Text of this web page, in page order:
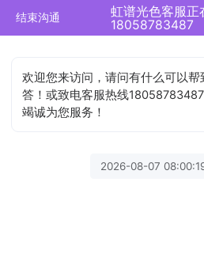
结束沟通
虹谱光色客服正
18058783487
欢迎您来访问，请问有什么可以
答！或致电客服热线
竭诚为您服务！
2026-08-07